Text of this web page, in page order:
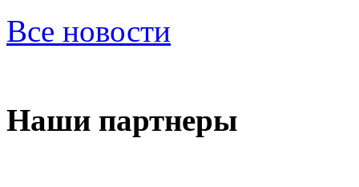
Все новости
Наши партнеры